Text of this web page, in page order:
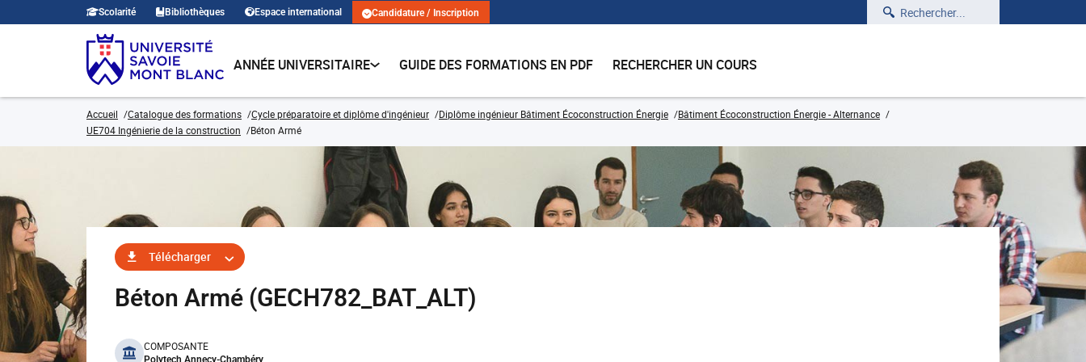
Scolarité Bibliothèques Espace international Candidature / Inscription Rechercher
ANNÉE UNIVERSITAIRE GUIDE DES FORMATIONS EN PDF RECHERCHER UN COURS
Accueil Catalogue des formations Cycle préparatoire et diplôme d'ingénieur Diplôme ingénieur Bâtiment Écoconstruction Énergie
Bâtiment Écoconstruction Énergie - Alternance
UE704 Ingénierie de la construction
Béton Armé
Télécharger
Béton Armé (GECH782_BAT_ALT)
benefits
COMPOSANTE
Polytech Annecy-Chambéry